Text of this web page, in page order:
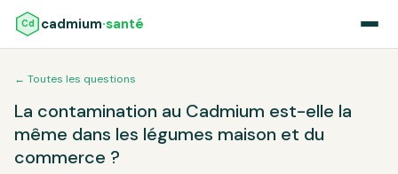
Cd cadmium·santé
← Toutes les questions
La contamination au Cadmium est-elle la
même dans les légumes maison et du
commerce ?